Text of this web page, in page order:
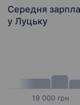
Середня
у Луцьку
19 000 грн